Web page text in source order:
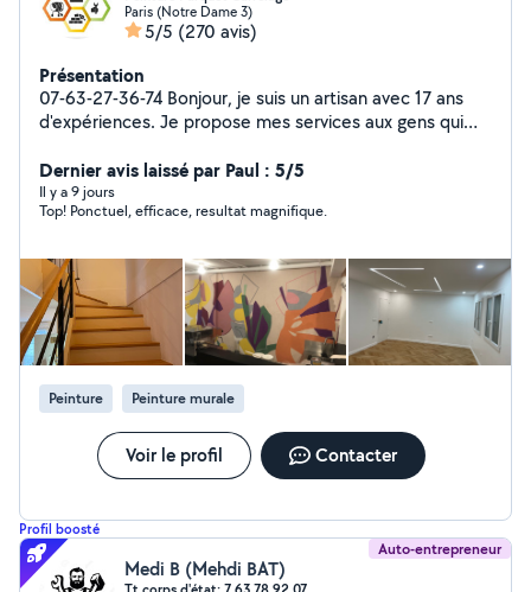
Paris (Notre Dame 3)
5/5 (270 avis)
Présentation
07-63-27-36-74 Bonjour, je suis un artisan avec 17 ans
d'expériences. Je propose mes services aux gens qui
papier peint, toile de verre, lino -Pose parquet , Ponçage
et Vérification - Platerie( coffrage, murs, doublage ,
isolation DPE..) - Carrelage , Rénovation complète SDB -
paroi de douche, robinet , Installation complète cuivre ,
multicouche, PER ) - Installation Électrique selon les
normes ( changement tableau, installation prises,
interrupteurs, radiateurs ) Votre satisfaction est ma
priorité. Devis gratuit
Dernier avis laissé par Paul : 5/5
Il y a 9 jours
Top! Ponctuel, efficace, resultat magnifique.
Peinture Peinture murale
Voir le profil Contacter
Profil boosté
Auto-entrepreneur
Medi B (Mehdi BAT)